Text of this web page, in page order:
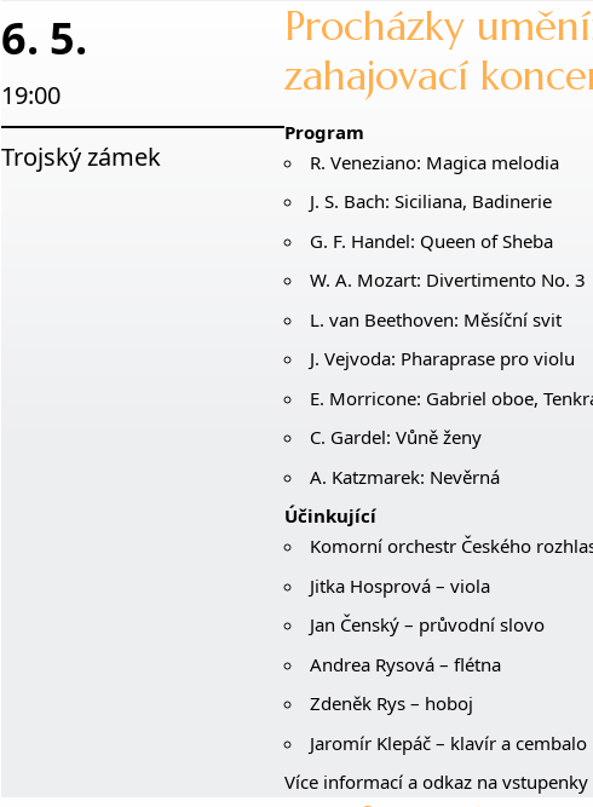
6. 5.
19:00
Trojský zámek
Procházky
zahajovací
Program
R. Veneziano: Magica melodia
J. S. Bach: Siciliana, Badinerie
G. F. Handel: Queen of Sheba
W. A. Mozart: Divertimento No. 3
L. van Beethoven: Měsíční svit
J. Vejvoda: Pharaprase pro violu
E. Morricone: Gabriel oboe,
C. Gardel: Vůně ženy
A. Katzmarek: Nevěrná
Účinkující
Komorní orchestr Českého
Jitka Hosprová – viola
Jan Čenský – průvodní slovo
Andrea Rysová – flétna
Zdeněk Rys – hoboj
Jaromír Klepáč – klavír a cembalo
Více informací a odkaz na vstupenky